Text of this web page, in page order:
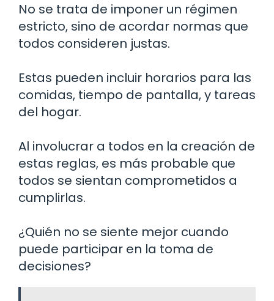
No se trata de imponer un régimen
estricto, sino de acordar normas que
todos consideren justas.
Estas pueden incluir horarios para las
comidas, tiempo de pantalla, y tareas
del hogar.
Al involucrar a todos en la creación de
estas reglas, es más probable que
todos se sientan comprometidos a
cumplirlas.
¿Quién no se siente mejor cuando
puede participar en la toma de
decisiones?